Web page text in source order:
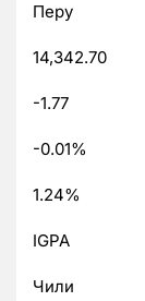
Перу
14,342.70
-1.77
-0.01%
1.24%
IGPA
Чили